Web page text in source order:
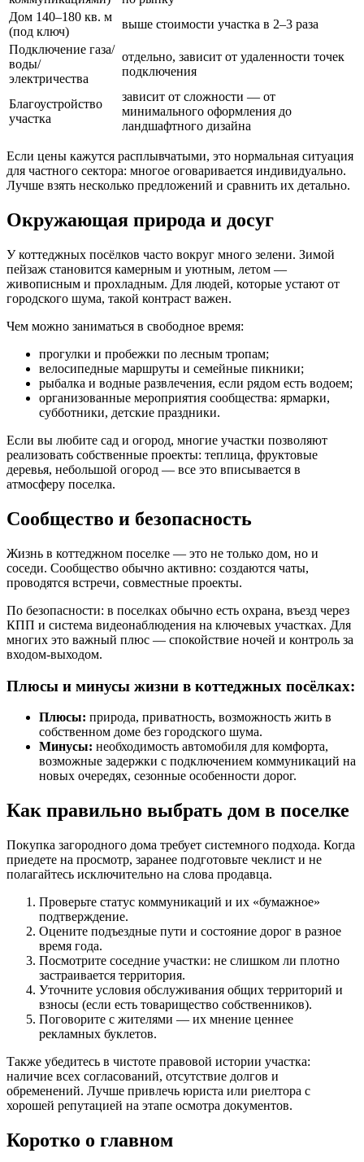
Дом 140–180 кв. м
(под ключ)
выше стоимости участка в 2–3 раза
Подключение газа/
воды/
электричества
отдельно, зависит от удаленности точек
подключения
Благоустройство
участка
зависит от сложности — от
минимального оформления до
ландшафтного дизайна
Если цены кажутся расплывчатыми, это нормальная ситуация
для частного сектора: многое оговаривается индивидуально.
Лучше взять несколько предложений и сравнить их детально.
Окружающая природа и досуг
У коттеджных посёлков часто вокруг много зелени. Зимой
пейзаж становится камерным и уютным, летом —
живописным и прохладным. Для людей, которые устают от
городского шума, такой контраст важен.
Чем можно заниматься в свободное время:
прогулки и пробежки по лесным тропам;
велосипедные маршруты и семейные пикники;
рыбалка и водные развлечения, если рядом есть водоем;
организованные мероприятия сообщества: ярмарки,
субботники, детские праздники.
Если вы любите сад и огород, многие участки позволяют
реализовать собственные проекты: теплица, фруктовые
деревья, небольшой огород — все это вписывается в
атмосферу поселка.
Сообщество и безопасность
Жизнь в коттеджном поселке — это не только дом, но и
соседи. Сообщество обычно активно: создаются чаты,
проводятся встречи, совместные проекты.
По безопасности: в поселках обычно есть охрана, въезд через
КПП и система видеонаблюдения на ключевых участках. Для
многих это важный плюс — спокойствие ночей и контроль за
входом-выходом.
Плюсы и минусы жизни в коттеджных посёлках:
Плюсы: природа, приватность, возможность жить в
собственном доме без городского шума.
Минусы: необходимость автомобиля для комфорта,
возможные задержки с подключением коммуникаций на
новых очередях, сезонные особенности дорог.
Как правильно выбрать дом в поселке
Покупка загородного дома требует системного подхода. Когда
приедете на просмотр, заранее подготовьте чеклист и не
полагайтесь исключительно на слова продавца.
Проверьте статус коммуникаций и их «бумажное»
подтверждение.
Оцените подъездные пути и состояние дорог в разное
время года.
Посмотрите соседние участки: не слишком ли плотно
застраивается территория.
Уточните условия обслуживания общих территорий и
взносы (если есть товарищество собственников).
Поговорите с жителями — их мнение ценнее
рекламных буклетов.
Также убедитесь в чистоте правовой истории участка:
наличие всех согласований, отсутствие долгов и
обременений. Лучше привлечь юриста или риелтора с
хорошей репутацией на этапе осмотра документов.
Коротко о главном